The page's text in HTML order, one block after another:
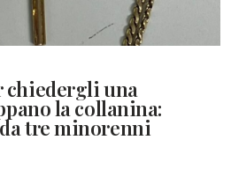
chiedergli una
la collanina:
tre minorenni